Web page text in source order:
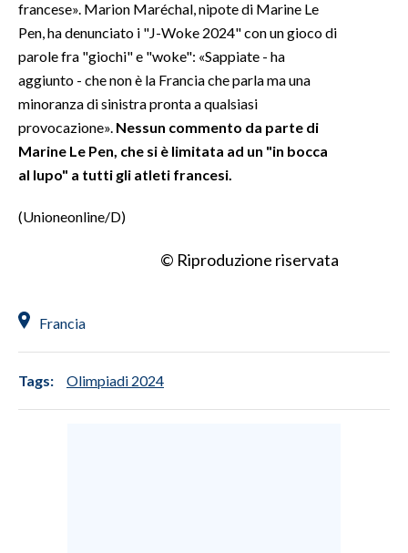
francese». Marion Maréchal, nipote di Marine Le
Pen, ha denunciato i "J-Woke 2024" con un gioco di
parole fra "giochi" e "woke": «Sappiate - ha
aggiunto - che non è la Francia che parla ma una
minoranza di sinistra pronta a qualsiasi
provocazione». Nessun commento da parte di
Marine Le Pen, che si è limitata ad un "in bocca
al lupo" a tutti gli atleti francesi.
(Unioneonline/D)
© Riproduzione riservata
Francia
Tags: Olimpiadi 2024